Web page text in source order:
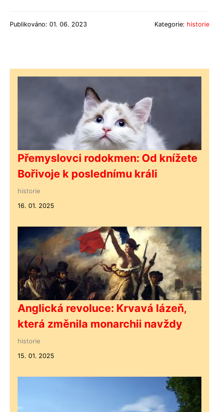
Publikováno: 01. 06. 2023 Kategorie: historie
Přemyslovci rodokmen: Od knížete
Bořivoje k poslednímu králi
historie
16. 01. 2025
Anglická revoluce: Krvavá lázeň,
která změnila monarchii navždy
historie
15. 01. 2025